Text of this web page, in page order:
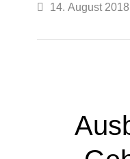

14. August 2018